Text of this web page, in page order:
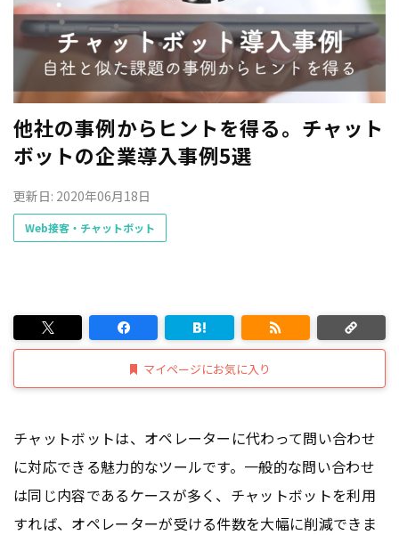
他社の事例からヒントを得る。チャット
ボットの企業導入事例5選
更新日: 2020年06月18日
Web接客・チャットボット
マイページにお気に入り
チャットボットは、オペレーターに代わって問い合わせ
に対応できる魅力的なツールです。一般的な問い合わせ
は同じ内容であるケースが多く、チャットボットを利用
すれば、オペレーターが受ける件数を大幅に削減できま